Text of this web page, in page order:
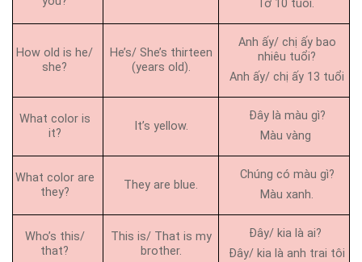
Tớ 10 tuổi.
How old is he/
she?
He’s/ She’s thirteen
(years old).
Anh ấy/ chị ấy bao
nhiêu tuổi?
Anh ấy/ chị ấy 13 tuổi
What color is
it?
It’s yellow.
Đây là màu gì?
Màu vàng
What color are
they?
They are blue.
Chúng có màu gì?
Màu xanh.
Who’s this/
that?
This is/ That is my
brother.
Đây/ kia là ai?
Đây/ kia là anh trai tôi